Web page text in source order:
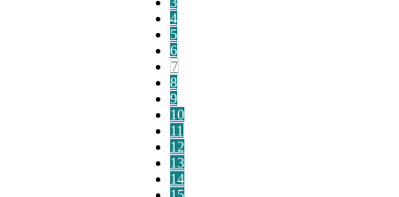
4
5
6
7
8
9
10
11
12
13
14